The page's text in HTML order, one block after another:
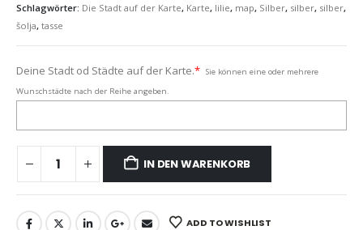
Schlagwörter: Die Stadt auf der Karte, Karte, lilie, map, Silber, silber, silber,
šolja, tasse
Deine Stadt od Städte auf der Karte.* Sie können eine oder mehrere
Wunschstädte nach der Reihe angeben.
IN DEN WARENKORB
ADD TO WISHLIST